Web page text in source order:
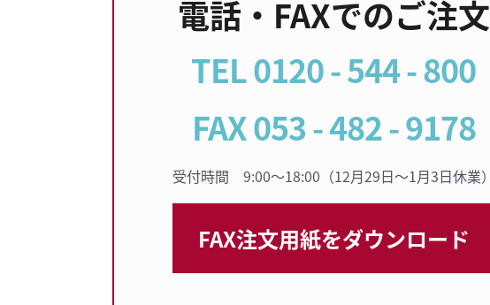
電話・FAXでのご注文
TEL 0120 - 544 - 800
FAX 053 - 482 - 9178
受付時間 9:00〜18:00（12月29日〜1月3日休業）
FAX注文用紙をダウンロード